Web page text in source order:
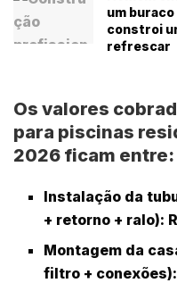
um
constroi
refrescar
Os valores
para piscinas
2026 ficam entre:
Instalação da
+ retorno + ralo):
Montagem da
filtro +